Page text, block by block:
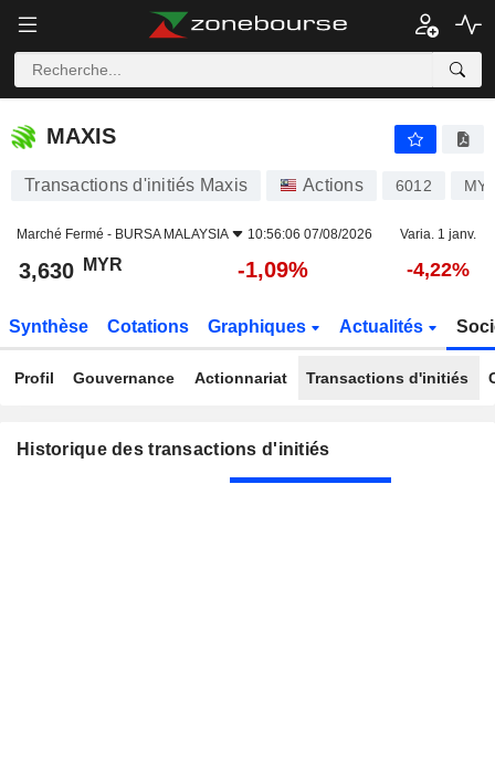
MAXIS
MAXIS
Transactions d'initiés Maxis Actions 6012
Marché Fermé - BURSA MALAYSIA 10:56:06 07/08/2026 Varia. 1 janv.
3,630 MYR -1,09% -4,22%
Synthèse Cotations Graphiques Actualités
Profil Gouvernance Actionnariat Transactions d'initiés
Historique des transactions d'initiés